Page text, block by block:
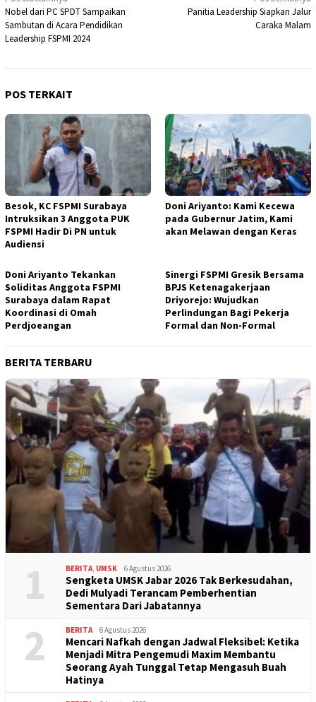
pos
Nobel dari PC SPDT Sampaikan
Sambutan di Acara Pendidikan
Leadership FSPMI 2024
Panitia Leadership Siapkan Jalur
Caraka Malam
POS TERKAIT
Besok, KC FSPMI Surabaya
Intruksikan 3 Anggota PUK
FSPMI Hadir Di PN untuk
Audiensi
Doni Ariyanto: Kami Kecewa
pada Gubernur Jatim, Kami
akan Melawan dengan Keras
Doni Ariyanto Tekankan
Soliditas Anggota FSPMI
Surabaya dalam Rapat
Koordinasi di Omah
Perdjoeangan
Sinergi FSPMI Gresik Bersama
BPJS Ketenagakerjaan
Driyorejo: Wujudkan
Perlindungan Bagi Pekerja
Formal dan Non-Formal
BERITA TERBARU
1 BERITA UMSK 6 Agustus 2026
Sengketa UMSK Jabar 2026 Tak Berkesudahan,
Dedi Mulyadi Terancam Pemberhentian
Sementara Dari Jabatannya
2 BERITA 6 Agustus 2026
Mencari Nafkah dengan Jadwal Fleksibel: Ketika
Menjadi Mitra Pengemudi Maxim Membantu
Seorang Ayah Tunggal Tetap Mengasuh Buah
Hatinya